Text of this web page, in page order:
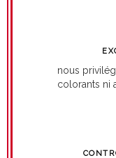
nous
colorants ni